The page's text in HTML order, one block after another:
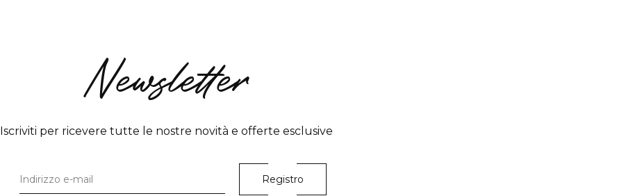
Newsletter
Iscriviti per ricevere tutte le nostre novità e offerte esclusive